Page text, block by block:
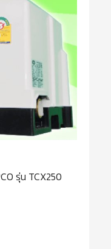
รุ่น TCX250